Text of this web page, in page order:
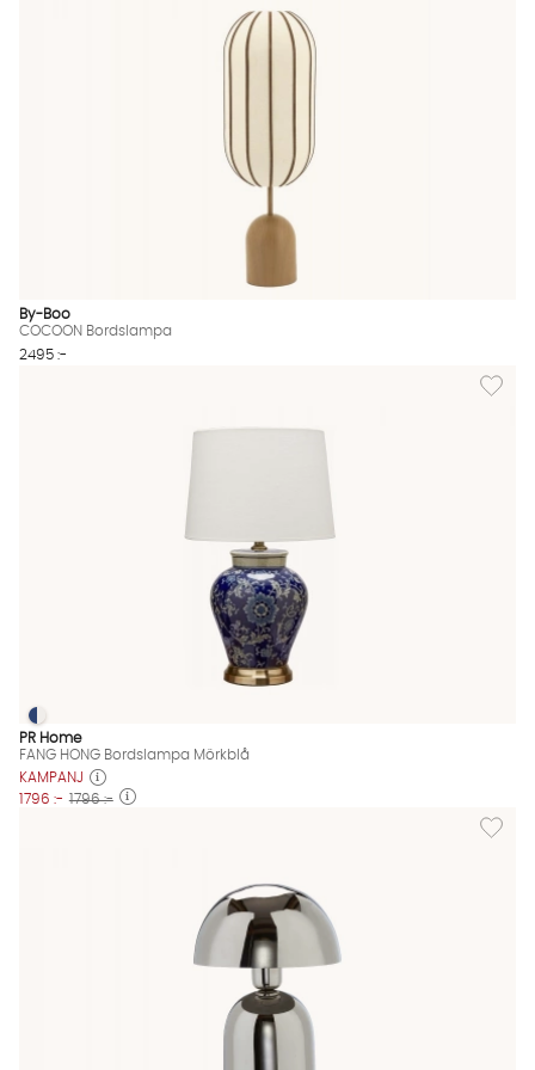
By-Boo
COCOON Bordslampa
2495 :-
Lägg
FANG HONG Bordslampa Mörkblå Finns även i dessa färger:
FANG HONG Bordslampa Mörkblå
PR Home
FANG HONG Bordslampa Mörkblå
KAMPANJ
1796 :- 1796 :-
Lägg